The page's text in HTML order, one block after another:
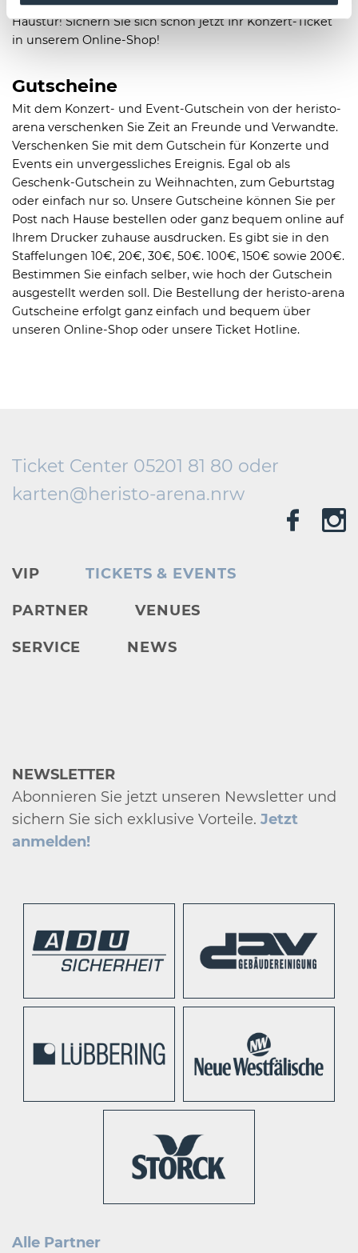
Star! Erleben Sie Konzerte live – und das direkt vor Ihrer
Haustür! Sichern Sie sich schon jetzt Ihr Konzert-Ticket
in unserem Online-Shop!
Gutscheine
Mit dem Konzert- und Event-Gutschein von der heristo-
arena verschenken Sie Zeit an Freunde und Verwandte.
Verschenken Sie mit dem Gutschein für Konzerte und
Events ein unvergessliches Ereignis. Egal ob als
Geschenk-Gutschein zu Weihnachten, zum Geburtstag
oder einfach nur so. Unsere Gutscheine können Sie per
Post nach Hause bestellen oder ganz bequem online auf
Ihrem Drucker zuhause ausdrucken. Es gibt sie in den
Staffelungen 10€, 20€, 30€, 50€. 100€, 150€ sowie 200€.
Bestimmen Sie einfach selber, wie hoch der Gutschein
ausgestellt werden soll. Die Bestellung der heristo-arena
Gutscheine erfolgt ganz einfach und bequem über
unseren Online-Shop oder unsere Ticket Hotline.
Ticket Center 05201 81 80 oder
karten@heristo-arena.nrw
VIP TICKETS & EVENTS
PARTNER VENUES
SERVICE NEWS
NEWSLETTER
Abonnieren Sie jetzt unseren Newsletter und
sichern Sie sich exklusive Vorteile. Jetzt
anmelden!
Alle Partner